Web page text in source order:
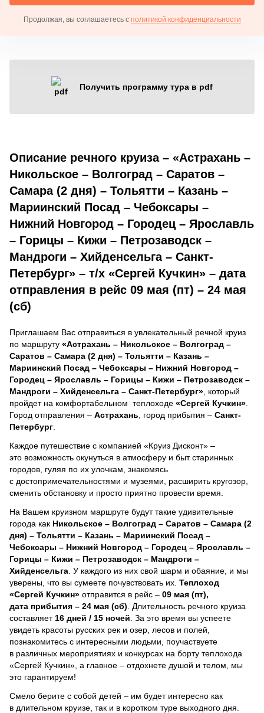
Продолжая, вы соглашаетесь с политикой конфиденциальности
Получить программу тура в pdf
Описание речного круиза – «Астрахань –
Никольское – Волгоград – Саратов –
Самара (2 дня) – Тольятти – Казань –
Мариинский Посад – Чебоксары –
Нижний Новгород – Городец – Ярославль
– Горицы – Кижи – Петрозаводск –
Мандроги – Хийденсельга – Санкт-
Петербург» – т/х «Сергей Кучкин» – дата
отправления в рейс 09 мая (пт) – 24 мая
(сб)
Приглашаем Вас отправиться в увлекательный речной круиз
по маршруту «Астрахань – Никольское – Волгоград –
Саратов – Самара (2 дня) – Тольятти – Казань –
Мариинский Посад – Чебоксары – Нижний Новгород –
Городец – Ярославль – Горицы – Кижи – Петрозаводск –
Мандроги – Хийденсельга – Санкт-Петербург» , который
пройдет на комфортабельном теплоходе «Сергей Кучкин»
Город отправления – Астрахань , город прибытия – Санкт-
Петербург
Каждое путешествие с компанией «Круиз Дисконт» –
это возможность окунуться в атмосферу и быт старинных
городов, гуляя по их улочкам, знакомясь
с достопримечательностями и музеями, расширить кругозор,
сменить обстановку и просто приятно провести время.
На Вашем круизном маршруте будут такие удивительные
города как Никольское – Волгоград – Саратов – Самара (2
дня) – Тольятти – Казань – Мариинский Посад –
Чебоксары – Нижний Новгород – Городец – Ярославль –
Горицы – Кижи – Петрозаводск – Мандроги –
Хийденсельга . У каждого из них свой шарм и обаяние, и мы
уверены, что вы сумеете почувствовать их. Теплоход
«Сергей Кучкин» отправится в рейс – 09 мая (пт),
дата прибытия – 24 мая (сб) . Длительность речного круиза
составляет 16 дней / 15 ночей За это время вы успеете
увидеть красоты русских рек и озер, лесов и полей,
познакомитесь с интересными людьми, поучаствуете
в различных мероприятиях и конкурсах на борту теплохода
«Сергей Кучкин», а главное – отдохнете душой и телом, мы
это гарантируем!
Смело берите с собой детей – им будет интересно как
в длительном круизе, так и в коротком туре выходного дня.